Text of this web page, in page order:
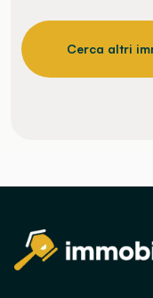
Cerca altri